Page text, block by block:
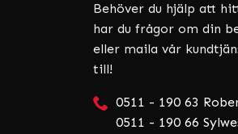
Behöver du hjälp att
har du frågor om din
eller maila vår
till!
0511 - 190 63
0511 - 190 66